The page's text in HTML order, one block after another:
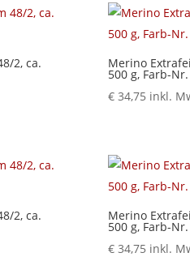
2, ca. Merino
500 g, Farb-
€34,75 inkl.
2, ca. Merino
500 g, Farb-
€34,75 inkl.